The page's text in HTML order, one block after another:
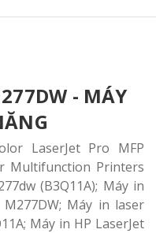
- MÁY
LaserJet Pro MFP
Multifunction Printers
(B3Q11A); Máy in
Máy in laser
Máy in HP LaserJet